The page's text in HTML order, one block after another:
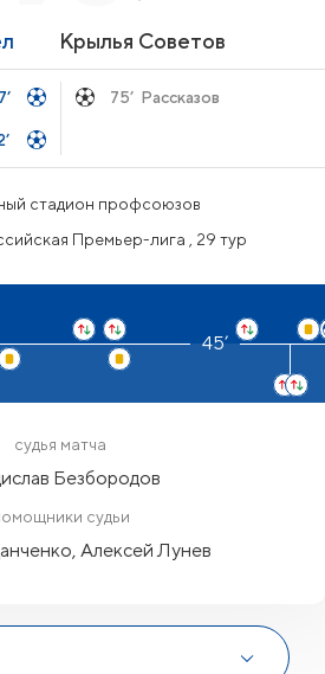
Крылья Советов
75’ Рассказов
стадион профсоюзов
Премьер-лига , 29 тур
45’
судья матча
Безбородов
судьи
Алексей Лунев